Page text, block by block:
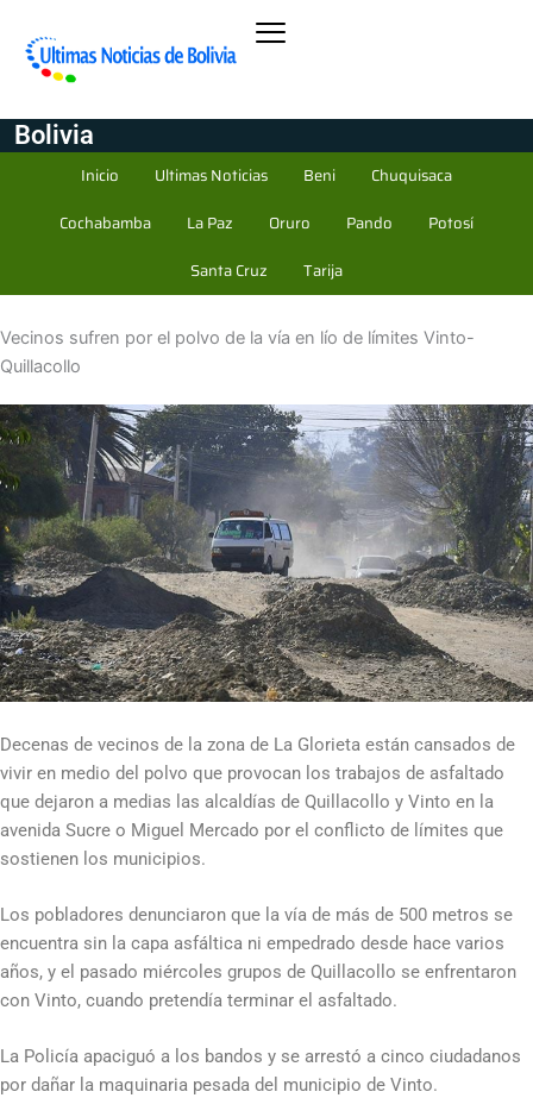
Bolivia
Inicio Ultimas Noticias Beni
Chuquisaca
Cochabamba
La Paz Oruro Pando
Potosí
Santa Cruz
Tarija
Vecinos sufren por el polvo de la vía en lío de límites Vinto-
Quillacollo
Decenas de vecinos de la zona de La Glorieta están cansados de
vivir en medio del polvo que provocan los trabajos de asfaltado
que dejaron a medias las alcaldías de Quillacollo y Vinto en la
avenida Sucre o Miguel Mercado por el conflicto de límites que
sostienen los municipios.
Los pobladores denunciaron que la vía de más de 500 metros se
encuentra sin la capa asfáltica ni empedrado desde hace varios
años, y el pasado miércoles grupos de Quillacollo se enfrentaron
con Vinto, cuando pretendía terminar el asfaltado.
La Policía apaciguó a los bandos y se arrestó a cinco ciudadanos
por dañar la maquinaria pesada del municipio de Vinto.